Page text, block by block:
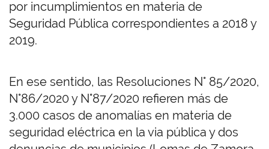
por incumplimientos en materia de
Seguridad Pública correspondientes a 2018 y
2019.
En ese sentido, las Resoluciones N° 85/2020,
N°86/2020 y N°87/2020 refieren más de
3.000 casos de anomalías en materia de
seguridad eléctrica en la via pública y dos